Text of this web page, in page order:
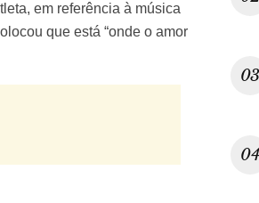
em referência à música
que está “onde o amor